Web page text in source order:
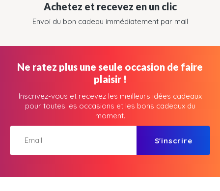
Achetez et recevez en un clic
Envoi du bon cadeau immédiatement par mail
Ne ratez plus une seule occasion de faire
plaisir !
Inscrivez-vous et recevez les meilleurs idées cadeaux
pour toutes les occasions et les bons cadeaux du
moment.
S'inscrire